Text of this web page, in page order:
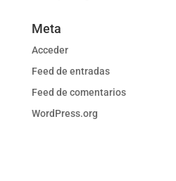
Meta
Acceder
Feed de entradas
Feed de comentarios
WordPress.org